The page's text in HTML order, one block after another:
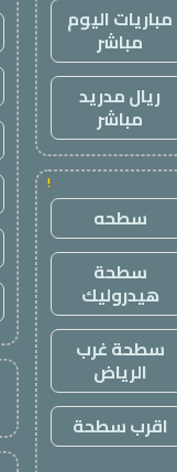
مباريات اليوم
مباشر
ريال مدريد
مباشر
!
سطحه
سطحة
هيدروليك
سطحة غرب
الرياض
اقرب سطحة